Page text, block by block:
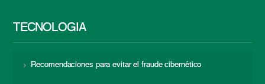
TECNOLOGÍA
Recomendaciones para evitar el fraude cibernético